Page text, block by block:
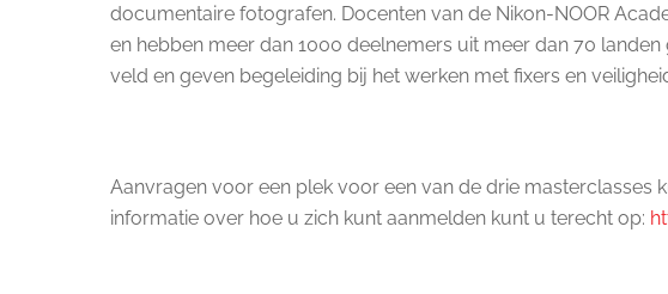
documentaire fotografen. Docenten van de Nikon-NOOR
en hebben meer dan 1000 deelnemers uit meer dan 70
veld en geven begeleiding bij het werken met fixers en
Aanvragen voor een plek voor een van de drie masterclasses
informatie over hoe u zich kunt aanmelden kunt u terecht op: